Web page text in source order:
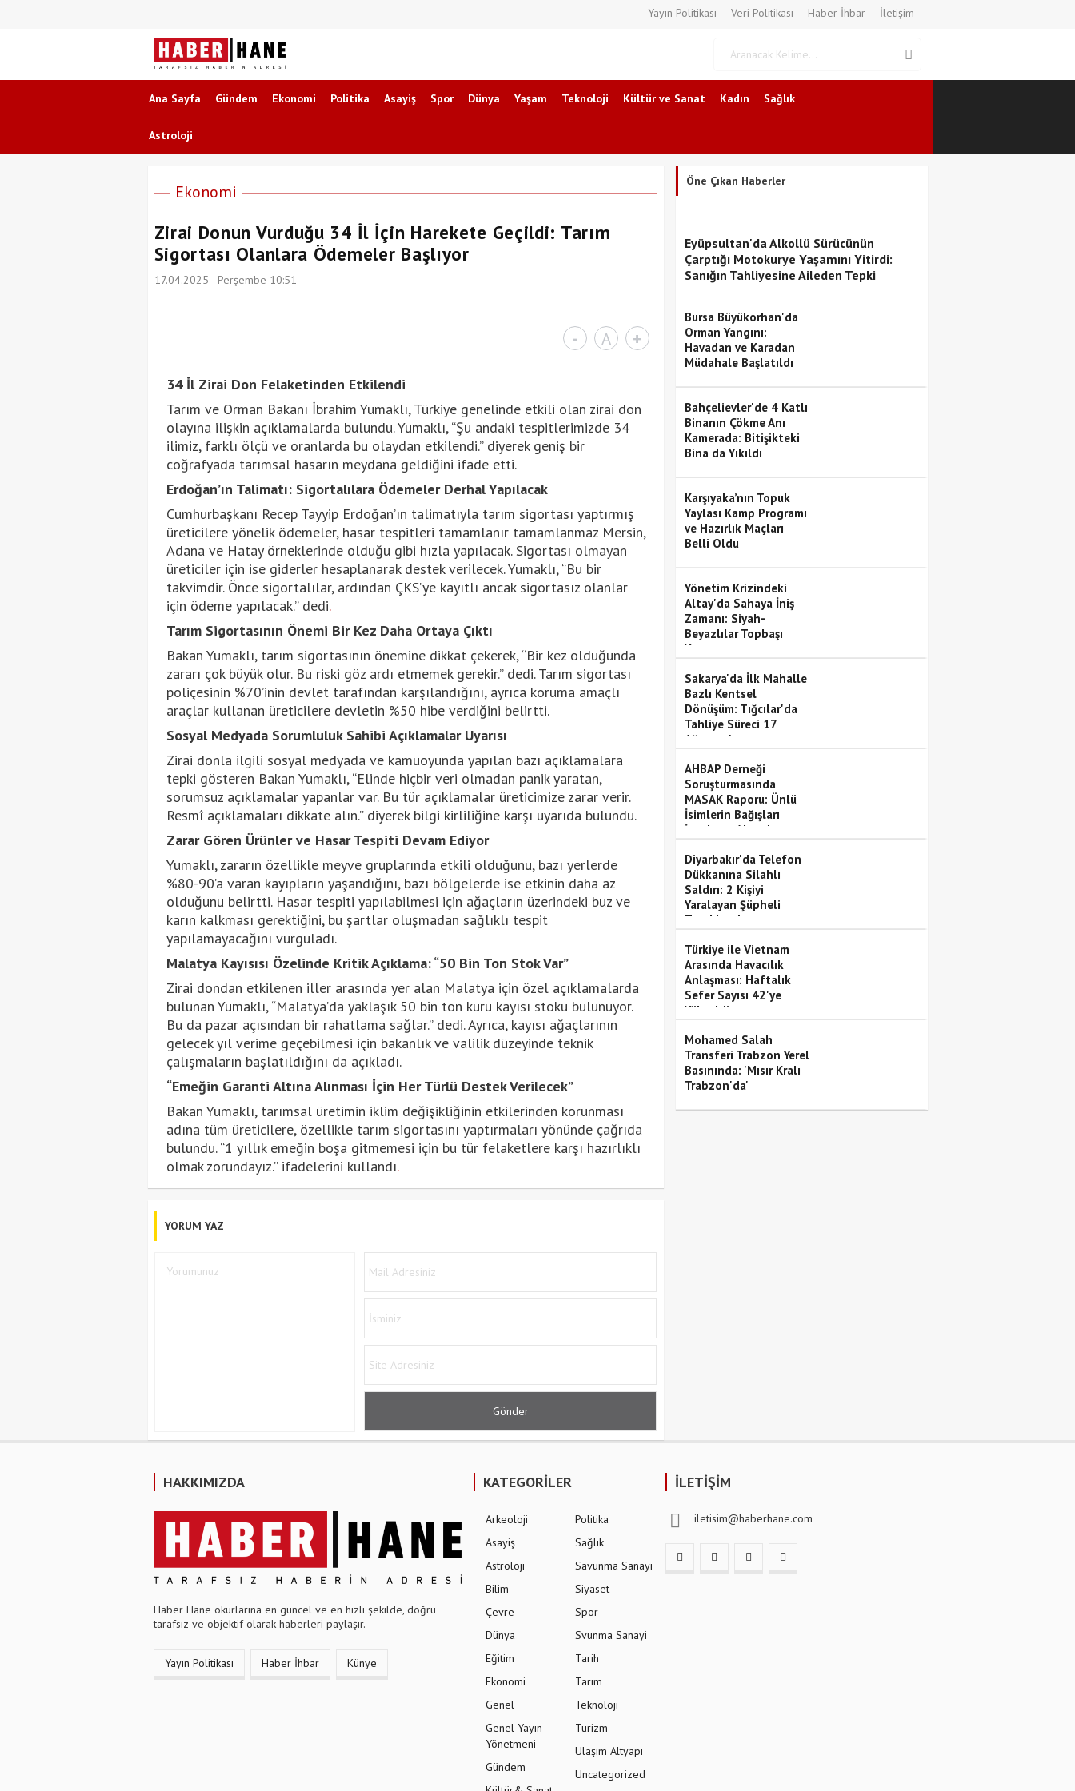
Yayın Politikası Veri Politikası Haber İhbar İletişim
Ana Sayfa Gündem Ekonomi Politika Asayiş Spor Dünya Yaşam Teknoloji Kültür ve Sanat Kadın Sağlık
Astroloji
Ekonomi
Zirai Donun Vurduğu 34 İl İçin Harekete Geçildi: Tarım
Sigortası Olanlara Ödemeler Başlıyor
17.04.2025 - Perşembe 10:51
- A +
34 İl Zirai Don Felaketinden Etkilendi
Tarım ve Orman Bakanı İbrahim Yumaklı, Türkiye genelinde etkili olan zirai don
olayına ilişkin açıklamalarda bulundu. Yumaklı, “Şu andaki tespitlerimizde 34
ilimiz, farklı ölçü ve oranlarda bu olaydan etkilendi.” diyerek geniş bir
coğrafyada tarımsal hasarın meydana geldiğini ifade etti.
Erdoğan’ın Talimatı: Sigortalılara Ödemeler Derhal Yapılacak
Cumhurbaşkanı Recep Tayyip Erdoğan’ın talimatıyla tarım sigortası yaptırmış
üreticilere yönelik ödemeler, hasar tespitleri tamamlanır tamamlanmaz Mersin,
Adana ve Hatay örneklerinde olduğu gibi hızla yapılacak. Sigortası olmayan
üreticiler için ise giderler hesaplanarak destek verilecek. Yumaklı, “Bu bir
takvimdir. Önce sigortalılar, ardından ÇKS’ye kayıtlı ancak sigortasız olanlar
için ödeme yapılacak.” dedi.
Tarım Sigortasının Önemi Bir Kez Daha Ortaya Çıktı
Bakan Yumaklı, tarım sigortasının önemine dikkat çekerek, “Bir kez olduğunda
zararı çok büyük olur. Bu riski göz ardı etmemek gerekir.” dedi. Tarım sigortası
poliçesinin %70’inin devlet tarafından karşılandığını, ayrıca koruma amaçlı
araçlar kullanan üreticilere devletin %50 hibe verdiğini belirtti.
Sosyal Medyada Sorumluluk Sahibi Açıklamalar Uyarısı
Zirai donla ilgili sosyal medyada ve kamuoyunda yapılan bazı açıklamalara
tepki gösteren Bakan Yumaklı, “Elinde hiçbir veri olmadan panik yaratan,
sorumsuz açıklamalar yapanlar var. Bu tür açıklamalar üreticimize zarar verir.
Resmî açıklamaları dikkate alın.” diyerek bilgi kirliliğine karşı uyarıda bulundu.
Zarar Gören Ürünler ve Hasar Tespiti Devam Ediyor
Yumaklı, zararın özellikle meyve gruplarında etkili olduğunu, bazı yerlerde
%80-90’a varan kayıpların yaşandığını, bazı bölgelerde ise etkinin daha az
olduğunu belirtti. Hasar tespiti yapılabilmesi için ağaçların üzerindeki buz ve
karın kalkması gerektiğini, bu şartlar oluşmadan sağlıklı tespit
yapılamayacağını vurguladı.
Malatya Kayısısı Özelinde Kritik Açıklama: “50 Bin Ton Stok Var”
Zirai dondan etkilenen iller arasında yer alan Malatya için özel açıklamalarda
bulunan Yumaklı, “Malatya’da yaklaşık 50 bin ton kuru kayısı stoku bulunuyor.
Bu da pazar açısından bir rahatlama sağlar.” dedi. Ayrıca, kayısı ağaçlarının
gelecek yıl verime geçebilmesi için bakanlık ve valilik düzeyinde teknik
çalışmaların başlatıldığını da açıkladı.
“Emeğin Garanti Altına Alınması İçin Her Türlü Destek Verilecek”
Bakan Yumaklı, tarımsal üretimin iklim değişikliğinin etkilerinden korunması
adına tüm üreticilere, özellikle tarım sigortasını yaptırmaları yönünde çağrıda
bulundu. “1 yıllık emeğin boşa gitmemesi için bu tür felaketlere karşı hazırlıklı
olmak zorundayız.” ifadelerini kullandı.
YORUM YAZ
Öne Çıkan Haberler
Eyüpsultan'da Alkollü Sürücünün
Çarptığı Motokurye Yaşamını Yitirdi:
Sanığın Tahliyesine Aileden Tepki
Bursa Büyükorhan'da
Orman Yangını:
Havadan ve Karadan
Müdahale Başlatıldı
Bahçelievler'de 4 Katlı
Binanın Çökme Anı
Kamerada: Bitişikteki
Bina da Yıkıldı
Karşıyaka’nın Topuk
Yaylası Kamp Programı
ve Hazırlık Maçları
Belli Oldu
Yönetim Krizindeki
Altay'da Sahaya İniş
Zamanı: Siyah-
Beyazlılar Topbaşı
Yapıyor
Sakarya'da İlk Mahalle
Bazlı Kentsel
Dönüşüm: Tığcılar'da
Tahliye Süreci 17
Ağustos'ta
Tamamlanıyor
AHBAP Derneği
Soruşturmasında
MASAK Raporu: Ünlü
İsimlerin Bağışları
İnceleme Altında
Diyarbakır'da Telefon
Dükkanına Silahlı
Saldırı: 2 Kişiyi
Yaralayan Şüpheli
Tutuklandı
Türkiye ile Vietnam
Arasında Havacılık
Anlaşması: Haftalık
Sefer Sayısı 42'ye
Yükseldi
Mohamed Salah
Transferi Trabzon Yerel
Basınında: 'Mısır Kralı
Trabzon'da'
HAKKIMIZDA
Haber Hane okurlarına en güncel ve en hızlı şekilde, doğru
tarafsız ve objektif olarak haberleri paylaşır.
Yayın Politikası Haber İhbar Künye
KATEGORİLER
Arkeoloji
Asayiş
Astroloji
Bilim
Çevre
Dünya
Eğitim
Ekonomi
Genel
Genel Yayın
Yönetmeni
Gündem
Politika
Sağlık
Savunma Sanayi
Siyaset
Spor
Svunma Sanayi
Tarih
Tarım
Teknoloji
Turizm
Ulaşım Altyapı
Uncategorized
İLETİŞİM
iletisim@haberhane.com